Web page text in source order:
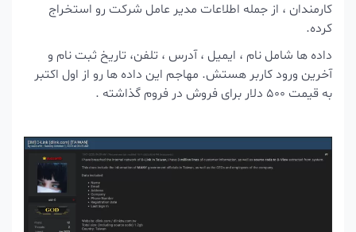
کارمندان ، از جمله اطلاعات مدیر عامل شرکت رو استخراج
کرده.
داده ها شامل نام ، ایمیل ، آدرس ، تلفن، تاریخ ثبت نام و
آخرین ورود کاربر هستش. مهاجم این داده ها رو از اول اکتبر
به قیمت 500 دلار برای فروش در فروم گذاشته .